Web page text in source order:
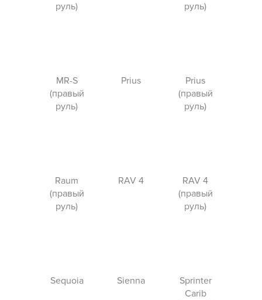
руль)
руль)
MR-S
(правый
руль)
Prius
Prius
(правый
руль)
Raum
(правый
руль)
RAV 4
RAV 4
(правый
руль)
Sequoia Sienna
Sprinter
Carib